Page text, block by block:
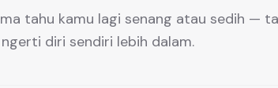
tahu kamu lagi senang atau sedih —
diri sendiri lebih dalam.